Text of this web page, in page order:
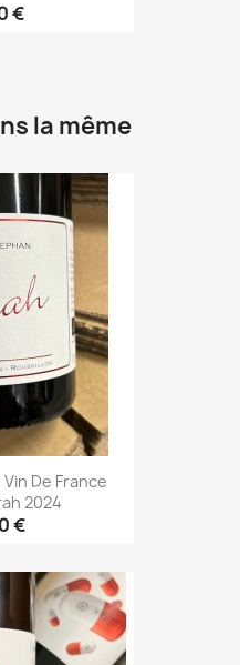
€
la même
De France
2024
€